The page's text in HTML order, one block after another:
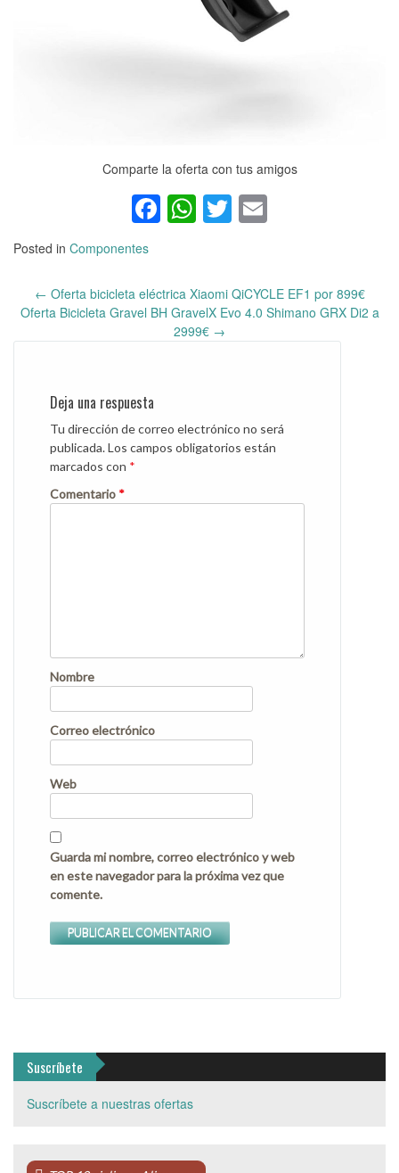
Comparte la oferta con tus amigos
Facebook
WhatsApp
Twitter
Posted in Componentes
Post
← Oferta bicicleta eléctrica Xiaomi QiCYCLE EF1 por 899€
Oferta Bicicleta Gravel BH GravelX Evo 4.0 Shimano GRX Di2 a
2999€ →
Deja una respuesta
Tu dirección de correo electrónico no será
publicada.Los campos obligatorios están
marcados con *
Comentario *
Nombre
Correo electrónico
Web
Guarda mi nombre, correo electrónico y web
en este navegador para la próxima vez que
comente.
Suscríbete
Suscríbete a nuestras ofertas